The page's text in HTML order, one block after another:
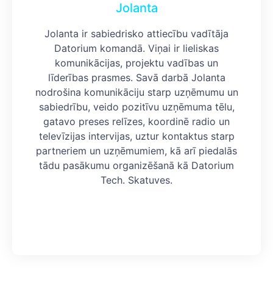
Jolanta
Jolanta ir sabiedrisko attiecību vadītāja
Datorium komandā. Viņai ir lieliskas
komunikācijas, projektu vadības un
līderības prasmes. Savā darbā Jolanta
nodrošina komunikāciju starp uzņēmumu un
sabiedrību, veido pozitīvu uzņēmuma tēlu,
gatavo preses relīzes, koordinē radio un
televīzijas intervijas, uztur kontaktus starp
partneriem un uzņēmumiem, kā arī piedalās
tādu pasākumu organizēšanā kā Datorium
Tech. Skatuves.